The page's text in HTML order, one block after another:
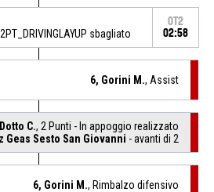
sbagliato
OT2
02:58
6, Gorini M., Assist
C., 2 Punti - In appoggio realizzato
Geas Sesto San Giovanni - avanti di 2
6, Gorini M., Rimbalzo difensivo